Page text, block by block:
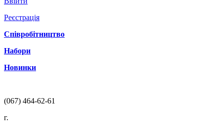
Реєстрація
Співробітництво
Набори
Новинки
(067) 464-62-61
г.